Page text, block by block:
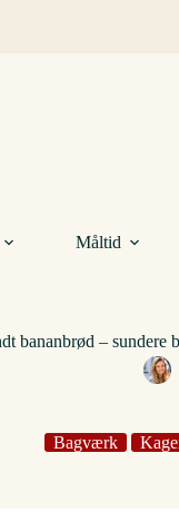
Måltid
bananbrød – sundere
Bagværk